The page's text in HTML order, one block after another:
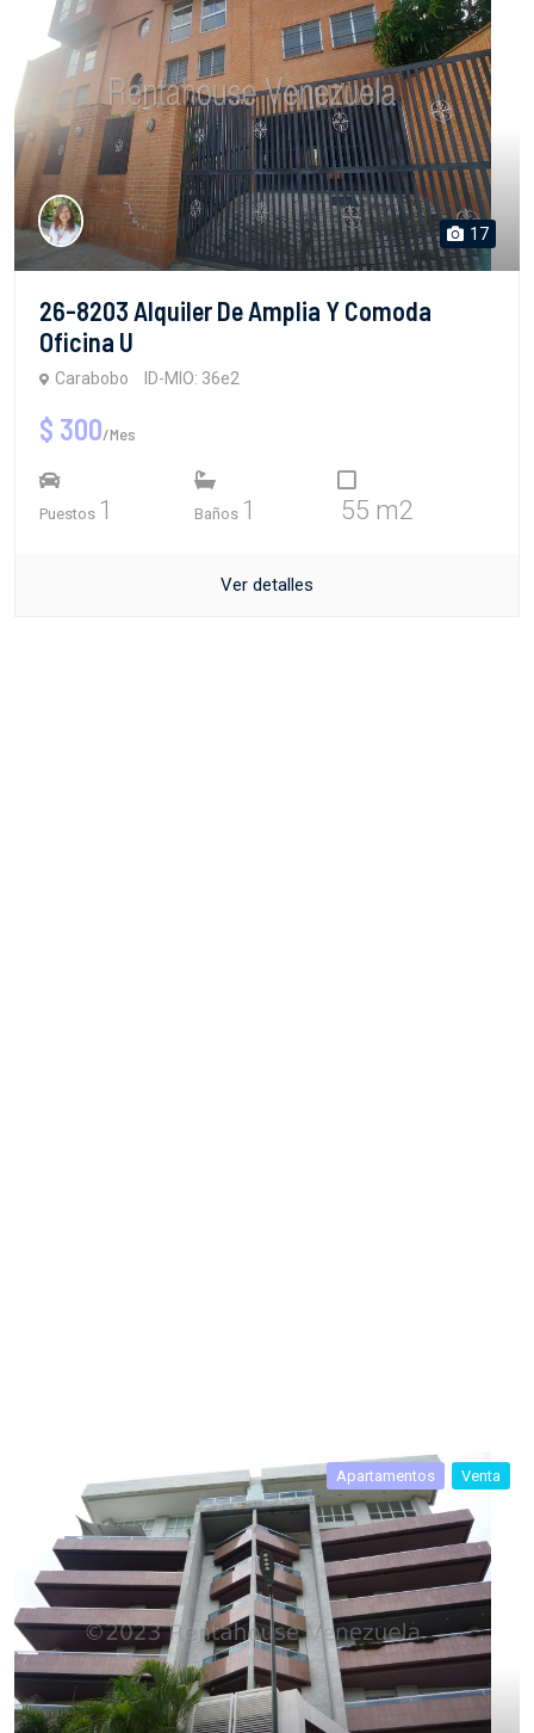
17
26-8203 Alquiler De Amplia Y Comoda
Oficina U
Carabobo ID-MIO: 36e2
$ 300/Mes
Puestos 1 Baños 1 55 m2
Ver detalles
Apartamentos Venta